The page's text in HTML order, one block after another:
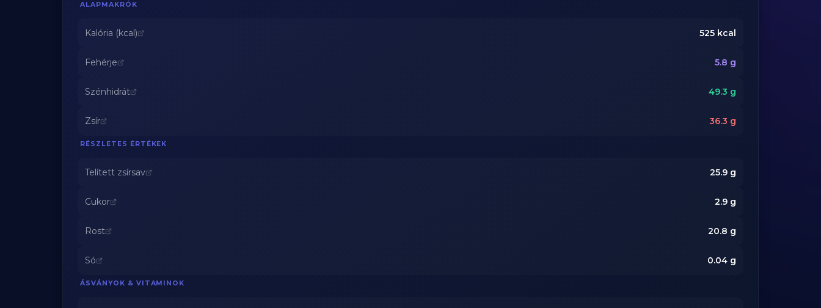
ALAPMAKRÓK
Kalória (kcal) 525 kcal
Fehérje 5.8 g
Szénhidrát 49.3 g
Zsír 36.3 g
RÉSZLETES ÉRTÉKEK
Telített zsírsav 25.9 g
Cukor 2.9 g
Rost 20.8 g
Só 0.04 g
ÁSVÁNYOK & VITAMINOK